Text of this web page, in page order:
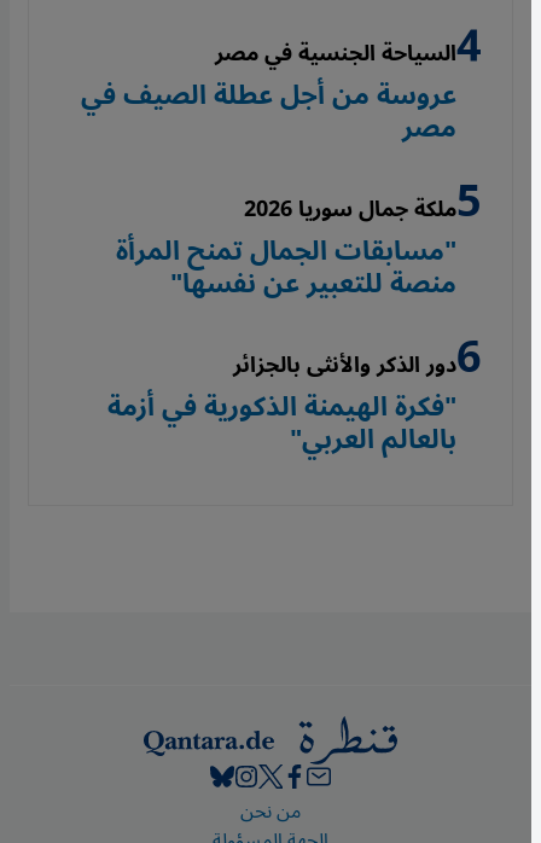
السياحة الجنسية في مصر
عروسة من أجل عطلة الصيف في
مصر
ملكة جمال سوريا 2026
"مسابقات الجمال تمنح المرأة
منصة للتعبير عن نفسها"
دور الذكر والأنثى بالجزائر
"فكرة الهيمنة الذكورية في أزمة
بالعالم العربي"
Footer
من نحن